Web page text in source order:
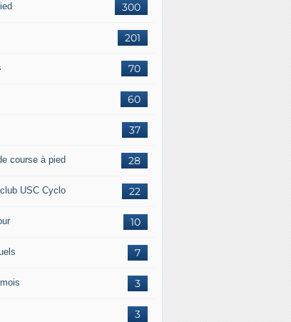
300
201
70
60
37
28
course à pied
22
USC Cyclo
10
7
3
3